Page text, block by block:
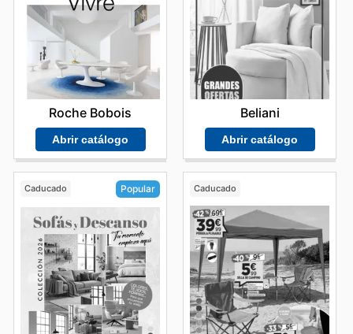
Roche Bobois
Abrir catálogo
Beliani
Abrir catálogo
Caducado Popular Caducado